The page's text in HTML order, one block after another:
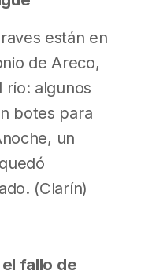
están en
de Areco,
río: algunos
botes para
un
(Clarín)
fallo de